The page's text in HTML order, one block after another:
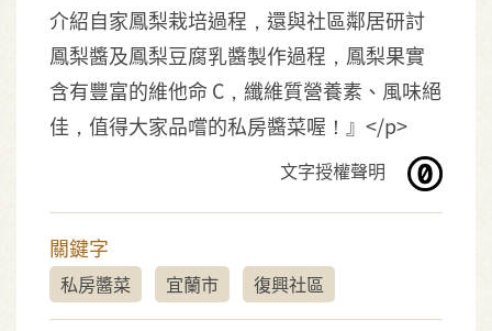
介紹自家鳳梨栽培過程，還與社區鄰居研討
鳳梨醬及鳳梨豆腐乳醬製作過程，鳳梨果實
含有豐富的維他命 C，纖維質營養素、風味絕
佳，值得大家品嚐的私房醬菜喔！』</p>
文字授權聲明
關鍵字
私房醬菜 宜蘭市 復興社區